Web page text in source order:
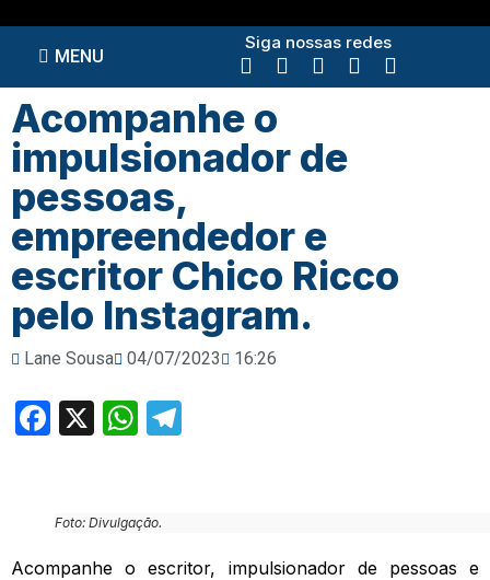
MENU
Siga nossas redes
Acompanhe o
impulsionador de
pessoas,
empreendedor e
escritor Chico Ricco
pelo Instagram.
Lane Sousa 04/07/2023 16:26
Facebook
X WhatsApp
Foto: Divulgação.
Acompanhe o escritor, impulsionador de pessoas e